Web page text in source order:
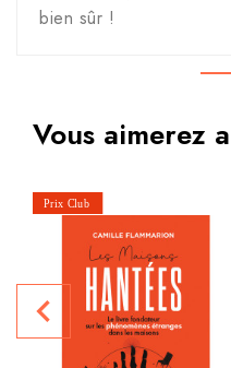
bien sûr !
Vous aimerez
navigate_before